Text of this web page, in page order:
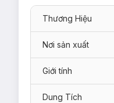
Thương Hiệu
Nơi sản xuất
Giới tính
Dung Tích